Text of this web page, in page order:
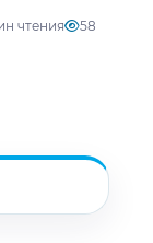
чтения 58